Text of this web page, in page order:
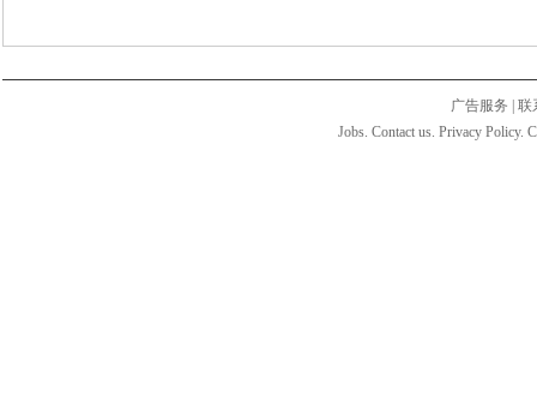
广告服务
联
Jobs. Contact us. Privacy Policy.